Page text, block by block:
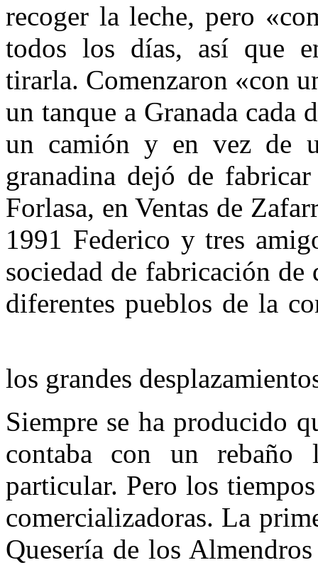
recoger la leche, pero
todos los días, así que
tirarla. Comenzaron «con
un tanque a Granada cada
un camión y en vez de
granadina dejó de
Forlasa, en Ventas de
1991 Federico y tres
sociedad de fabricación de
diferentes pueblos de la
los grandes
Siempre se ha producido
contaba con un rebaño
particular. Pero los
comercializadoras. La
Quesería de los